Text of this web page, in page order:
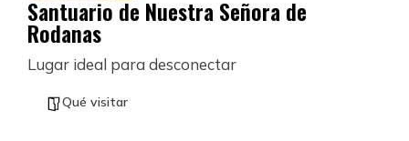
Santuario de Nuestra Señora de
Rodanas
Lugar ideal para desconectar
Qué visitar